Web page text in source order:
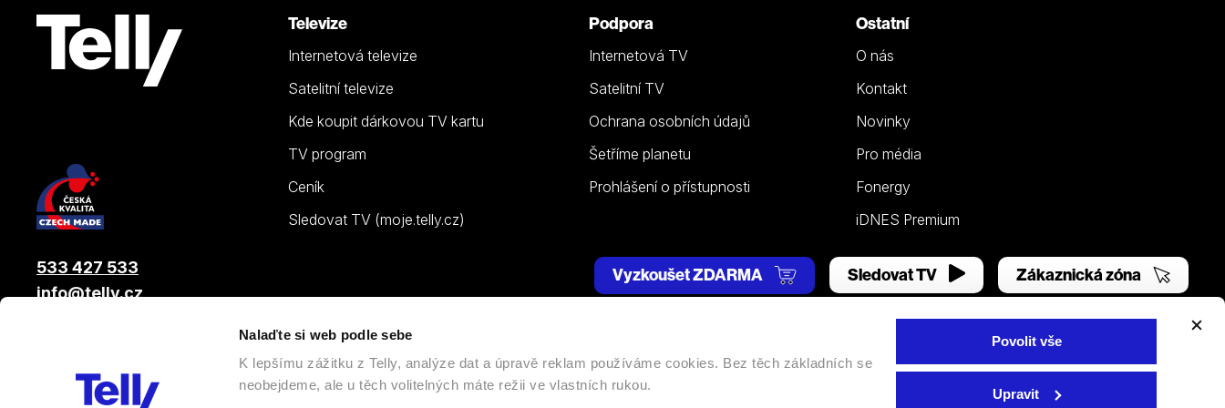
Nalaďte si web podle sebe
K lepšímu zážitku z Telly, analýze dat a úpravě reklam používáme cookies. Bez těch základních se
neobejdeme, ale u těch volitelných máte režii ve vlastních rukou.
Povolit vše
Upravit
Televize
Internetová televize
Satelitní televize
Kde koupit dárkovou TV kartu
TV program
Ceník
Sledovat TV (moje.telly.cz)
Podpora
Internetová TV
Satelitní TV
Ochrana osobních údajů
Šetříme planetu
Prohlášení o přístupnosti
Ostatní
O nás
Kontakt
Novinky
Pro média
Fonergy
iDNES Premium
533 427 533
info@telly.cz
Vyzkoušet ZDARMA Sledovat TV Zákaznická zóna
, člen skupiny LAMA ENERGY GROUP | Všechna práva vyhrazena. |Nastavení cookies